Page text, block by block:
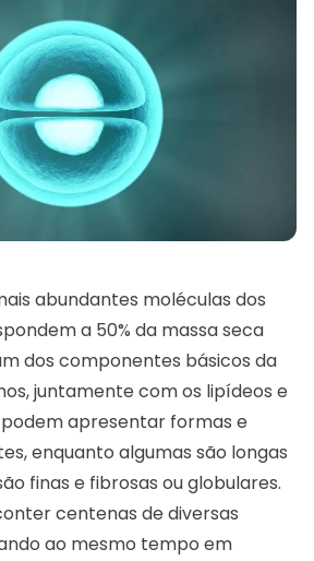
abundantes moléculas dos
a 50% da massa seca
dos componentes básicos da
juntamente com os lipídeos e
apresentar formas e
enquanto algumas são longas
finas e fibrosas ou globulares.
centenas de diversas
ao mesmo tempo em